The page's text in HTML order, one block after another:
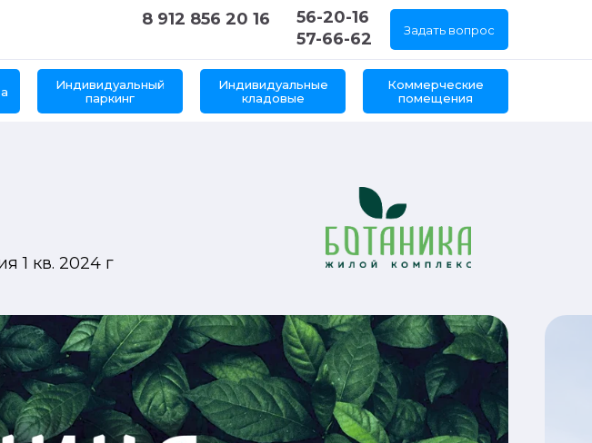
8 912 856 20 16
57-66-62
56-20-16
Задать вопрос
Коммерческие
помещения
Индивидуальные
кладовые
Индивидуальный
паркинг
1 кв. 2024 г